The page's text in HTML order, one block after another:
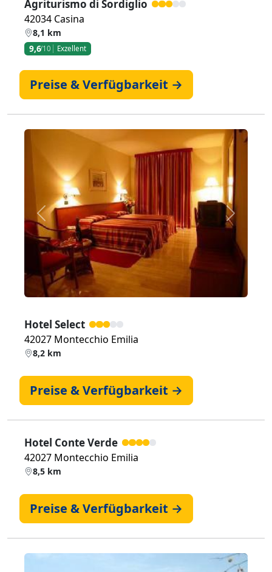
Agriturismo di Sordiglio
42034 Casina
8,1 km
9,6/10 Exzellent
Preise & Verfügbarkeit →
Zurück Weiter
Hotel Select
42027 Montecchio Emilia
8,2 km
Preise & Verfügbarkeit →
Hotel Conte Verde
42027 Montecchio Emilia
8,5 km
Preise & Verfügbarkeit →